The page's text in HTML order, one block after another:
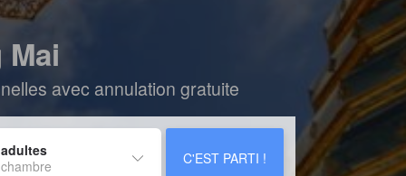
avec annulation gratuite
C'EST PARTI !